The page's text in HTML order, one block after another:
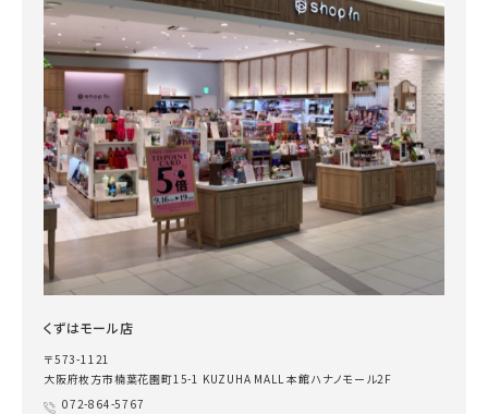
くずはモール店
〒573-1121
大阪府枚方市楠葉花園町15-1 KUZUHA MALL 本館ハナノモール2F
072-864-5767